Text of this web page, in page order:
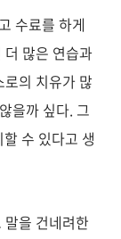
수료를 하게
더 많은 연습과
의 치유가 많
을까 싶다. 그
수 있다고 생
을 건네려한